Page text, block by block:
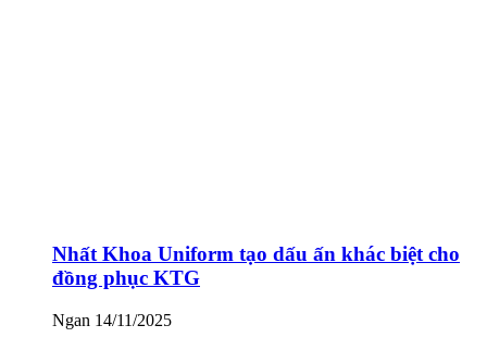
Nhất Khoa Uniform tạo dấu ấn khác biệt cho
đồng phục KTG
Ngan 14/11/2025